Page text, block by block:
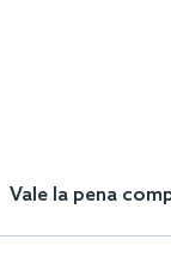
Vale la pena